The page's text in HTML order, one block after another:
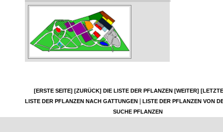
[ERSTE SEITE] [ZURÜCK] DIE LISTE DER PFLANZEN [WEITER]
LISTE DER PFLANZEN NACH GATTUNGEN
LISTE DER PFLANZEN VON
SUCHE PFLANZEN